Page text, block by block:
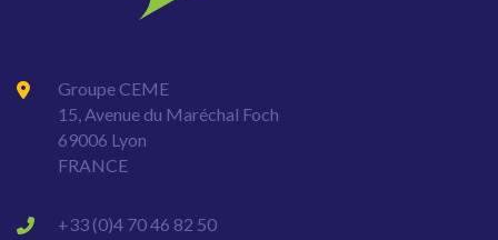
Groupe CEME
15, Avenue du Maréchal Foch
69006 Lyon
FRANCE
+33 (0)4 70 46 82 50